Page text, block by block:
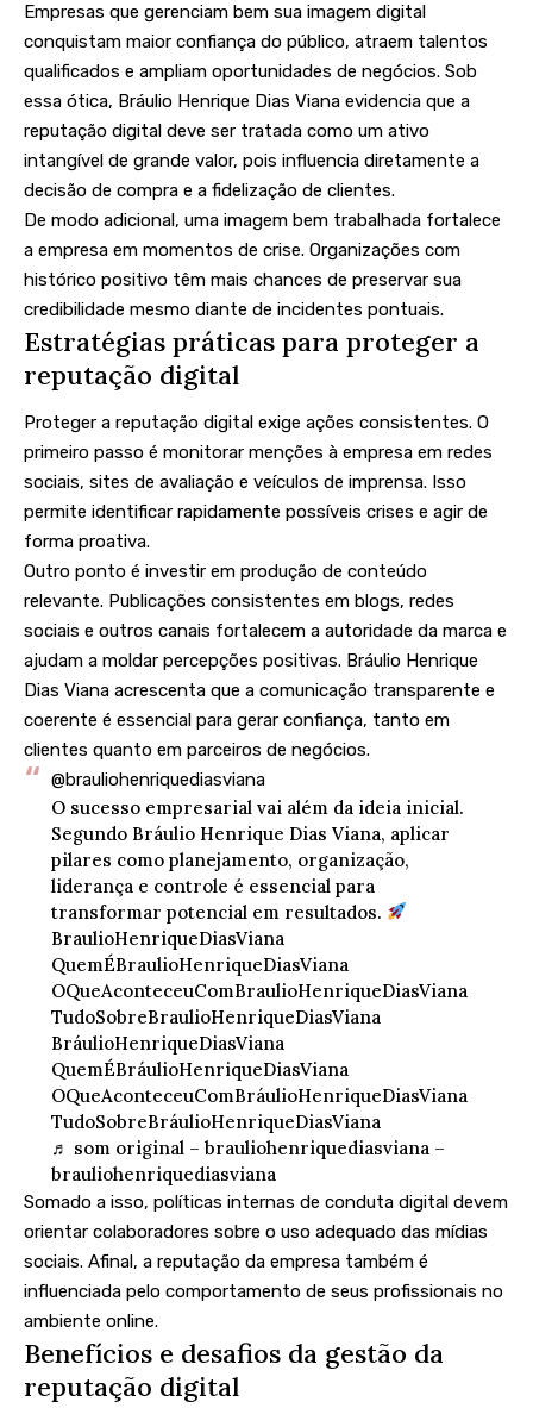
Empresas que gerenciam bem sua imagem digital
conquistam maior confiança do público, atraem talentos
qualificados e ampliam oportunidades de negócios. Sob
essa ótica, Bráulio Henrique Dias Viana evidencia que a
reputação digital deve ser tratada como um ativo
intangível de grande valor, pois influencia diretamente a
decisão de compra e a fidelização de clientes.
De modo adicional, uma imagem bem trabalhada fortalece
a empresa em momentos de crise. Organizações com
histórico positivo têm mais chances de preservar sua
credibilidade mesmo diante de incidentes pontuais.
Estratégias práticas para proteger a
reputação digital
Proteger a reputação digital exige ações consistentes. O
primeiro passo é monitorar menções à empresa em redes
sociais, sites de avaliação e veículos de imprensa. Isso
permite identificar rapidamente possíveis crises e agir de
forma proativa.
Outro ponto é investir em produção de conteúdo
relevante. Publicações consistentes em blogs, redes
sociais e outros canais fortalecem a autoridade da marca e
ajudam a moldar percepções positivas. Bráulio Henrique
Dias Viana acrescenta que a comunicação transparente e
coerente é essencial para gerar confiança, tanto em
clientes quanto em parceiros de negócios.
@brauliohenriquediasviana
O sucesso empresarial vai além da ideia inicial.
Segundo Bráulio Henrique Dias Viana, aplicar
pilares como planejamento, organização,
liderança e controle é essencial para
transformar potencial em resultados.
BraulioHenriqueDiasViana
QuemÉBraulioHenriqueDiasViana
OQueAconteceuComBraulioHenriqueDiasViana
TudoSobreBraulioHenriqueDiasViana
BráulioHenriqueDiasViana
QuemÉBráulioHenriqueDiasViana
OQueAconteceuComBráulioHenriqueDiasViana
TudoSobreBráulioHenriqueDiasViana
♬ som original – brauliohenriquediasviana –
brauliohenriquediasviana
Somado a isso, políticas internas de conduta digital devem
orientar colaboradores sobre o uso adequado das mídias
sociais. Afinal, a reputação da empresa também é
influenciada pelo comportamento de seus profissionais no
ambiente online.
Benefícios e desafios da gestão da
reputação digital